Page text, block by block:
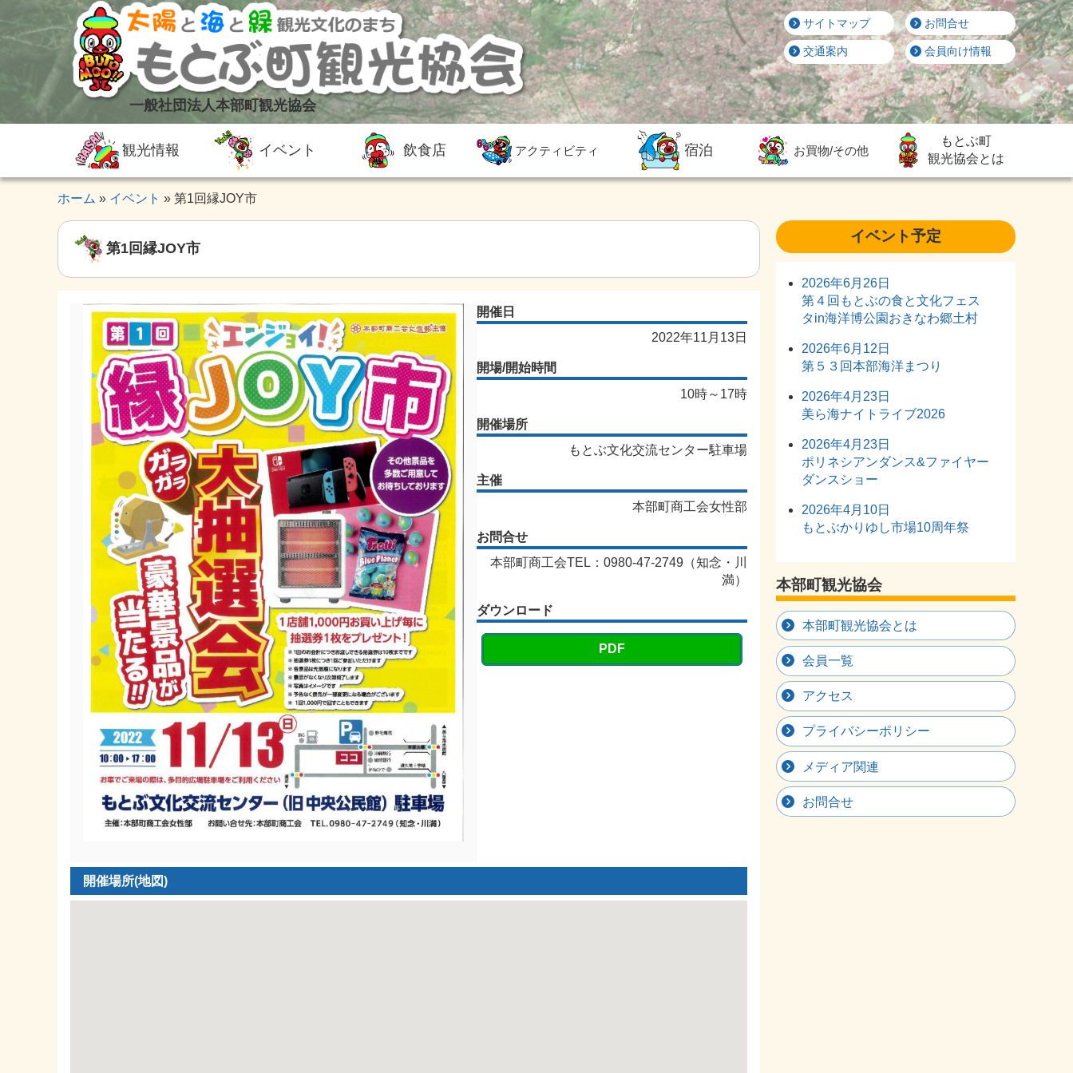
一般社団法人本部町観光協会
サイトマップ
交通案内
お問合せ
会員向け情報
観光情報 イベント 飲食店 アクティビティ 宿泊 お買物/その他
もとぶ町
観光協会とは
ホーム イベント 第1回縁JOY市
第1回縁JOY市
開催日
2022年11月13日
開場/開始時間
10時～17時
開催場所
もとぶ文化交流センター駐車場
主催
本部町商工会女性部
お問合せ
本部町商工会TEL：0980-47-2749（知念・川
満）
ダウンロード
PDF
開催場所(地図)
イベント予定
2026年6月26日
第４回もとぶの食と文化フェス
タin海洋博公園おきなわ郷土村
2026年6月12日
第５３回本部海洋まつり
2026年4月23日
美ら海ナイトライブ2026
2026年4月23日
ポリネシアンダンス&ファイヤー
ダンスショー
2026年4月10日
もとぶかりゆし市場10周年祭
本部町観光協会
本部町観光協会とは
会員一覧
アクセス
プライバシーポリシー
メディア関連
お問合せ